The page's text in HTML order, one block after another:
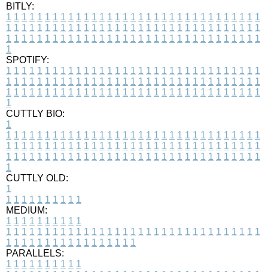
BITLY:
1 1 1 1 1 1 1 1 1 1 1 1 1 1 1 1 1 1 1 1 1 1 1 1 1 1 1 1 1 1 1 1 1
1 1 1 1 1 1 1 1 1 1 1 1 1 1 1 1 1 1 1 1 1 1 1 1 1 1 1 1 1 1 1 1 1
1 1 1 1 1 1 1 1 1 1 1 1 1 1 1 1 1 1 1 1 1 1 1 1 1 1 1 1 1 1 1 1 1
1
SPOTIFY:
1 1 1 1 1 1 1 1 1 1 1 1 1 1 1 1 1 1 1 1 1 1 1 1 1 1 1 1 1 1 1 1 1
1 1 1 1 1 1 1 1 1 1 1 1 1 1 1 1 1 1 1 1 1 1 1 1 1 1 1 1 1 1 1 1 1
1 1 1 1 1 1 1 1 1 1 1 1 1 1 1 1 1 1 1 1 1 1 1 1 1 1 1 1 1 1 1 1 1
1
CUTTLY BIO:
1
1 1 1 1 1 1 1 1 1 1 1 1 1 1 1 1 1 1 1 1 1 1 1 1 1 1 1 1 1 1 1 1 1
1 1 1 1 1 1 1 1 1 1 1 1 1 1 1 1 1 1 1 1 1 1 1 1 1 1 1 1 1 1 1 1 1
1 1 1 1 1 1 1 1 1 1 1 1 1 1 1 1 1 1 1 1 1 1 1 1 1 1 1 1 1 1 1 1 1
1
CUTTLY OLD:
1
1 1 1 1 1 1 1 1 1 1
MEDIUM:
1 1 1 1 1 1 1 1 1 1
1 1 1 1 1 1 1 1 1 1 1 1 1 1 1 1 1 1 1 1 1 1 1 1 1 1 1 1 1 1 1 1 1
1 1 1 1 1 1 1 1 1 1 1 1 1 1 1 1 1
PARALLELS:
1 1 1 1 1 1 1 1 1 1